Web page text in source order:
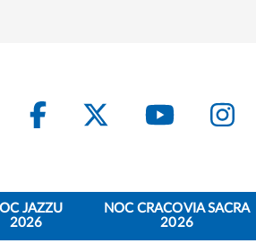
FacebookKraków - X
JAZZU
2026
NOC CRACOVIA SACRA
2026